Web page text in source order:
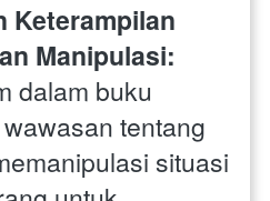
Keterampilan
Manipulasi:
dalam buku
tentang
situasi